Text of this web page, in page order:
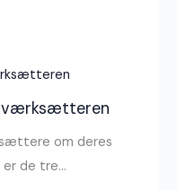
om deres
er de tre…